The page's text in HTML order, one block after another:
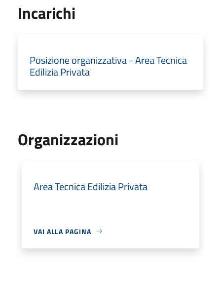
Incarichi
Posizione organizzativa - Area Tecnica
Edilizia Privata
Organizzazioni
Area Tecnica Edilizia Privata
VAI ALLA PAGINA